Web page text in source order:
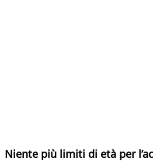
Niente più limiti di età per